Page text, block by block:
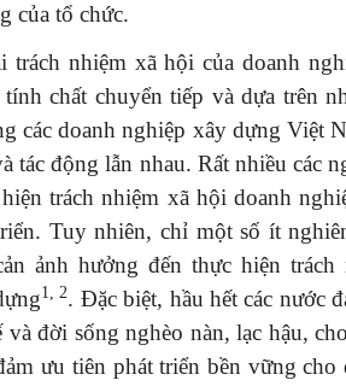
của tổ chức.
trách nhiệm xã hội của doanh
chất chuyển tiếp và dựa trên
các doanh nghiệp xây dựng Việt
tác động lẫn nhau. Rất nhiều các
trách nhiệm xã hội doanh
Tuy nhiên, chỉ một số ít
ảnh hưởng đến thực hiện
1, 2. Đặc biệt, hầu hết các nước
đời sống nghèo nàn, lạc hậu,
ưu tiên phát triển bền vững cho